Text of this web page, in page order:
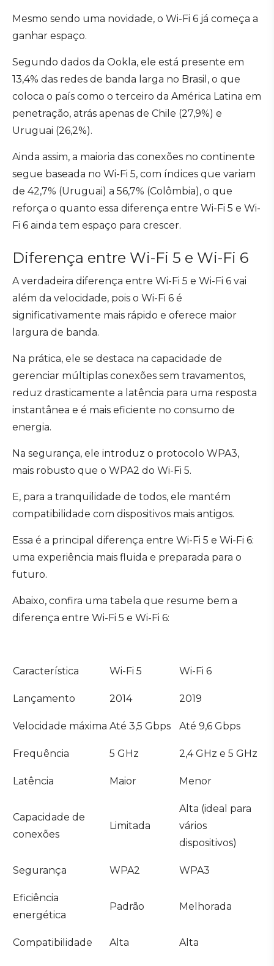
Mesmo sendo uma novidade, o Wi-Fi 6 já começa a
ganhar espaço.
Segundo dados da Ookla, ele está presente em
13,4% das redes de banda larga no Brasil, o que
coloca o país como o terceiro da América Latina em
penetração, atrás apenas de Chile (27,9%) e
Uruguai (26,2%).
Ainda assim, a maioria das conexões no continente
segue baseada no Wi-Fi 5, com índices que variam
de 42,7% (Uruguai) a 56,7% (Colômbia), o que
reforça o quanto essa diferença entre Wi-Fi 5 e Wi-
Fi 6 ainda tem espaço para crescer.
Diferença entre Wi-Fi 5 e Wi-Fi 6
A verdadeira diferença entre Wi-Fi 5 e Wi-Fi 6 vai
além da velocidade, pois o Wi-Fi 6 é
significativamente mais rápido e oferece maior
largura de banda.
Na prática, ele se destaca na capacidade de
gerenciar múltiplas conexões sem travamentos,
reduz drasticamente a latência para uma resposta
instantânea e é mais eficiente no consumo de
energia.
Na segurança, ele introduz o protocolo WPA3,
mais robusto que o WPA2 do Wi-Fi 5.
E, para a tranquilidade de todos, ele mantém
compatibilidade com dispositivos mais antigos.
Essa é a principal diferença entre Wi-Fi 5 e Wi-Fi 6:
uma experiência mais fluida e preparada para o
futuro.
Abaixo, confira uma tabela que resume bem a
diferença entre Wi-Fi 5 e Wi-Fi 6:
Característica Wi-Fi 5 Wi-Fi 6
Lançamento 2014 2019
Velocidade máxima Até 3,5 Gbps Até 9,6 Gbps
Frequência 5 GHz 2,4 GHz e 5 GHz
Latência Maior Menor
Capacidade de
conexões
Limitada
Alta (ideal para
vários
dispositivos)
Segurança WPA2 WPA3
Eficiência
energética
Padrão Melhorada
Compatibilidade Alta Alta